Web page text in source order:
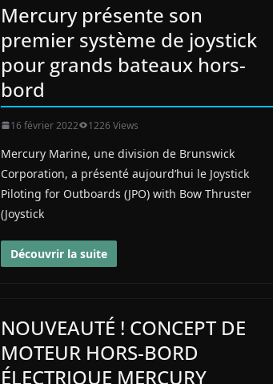
Mercury présente son
premier système de joystick
pour grands bateaux hors-
bord
16 février 2022 1226 Views
Mercury Marine, une division de Brunswick
Corporation, a présenté aujourd’hui le Joystick
Piloting for Outboards (JPO) with Bow Thruster
(Joystick
Découvrir la suite
NOUVEAUTÉ ! CONCEPT DE
MOTEUR HORS-BORD
ÉLECTRIQUE MERCURY